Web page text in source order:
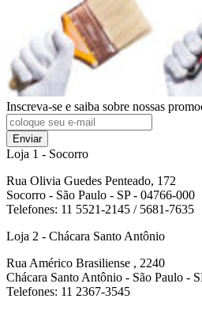
Inscreva-se e saiba sobre nossas
Enviar
Loja 1 - Socorro
Rua Olivia Guedes Penteado, 172
Socorro - São Paulo - SP - 04766-000
Telefones: 11 5521-2145 / 5681-7635
Loja 2 - Chácara Santo Antônio
Rua Américo Brasiliense , 2240
Chácara Santo Antônio - São Paulo -
Telefones: 11 2367-3545